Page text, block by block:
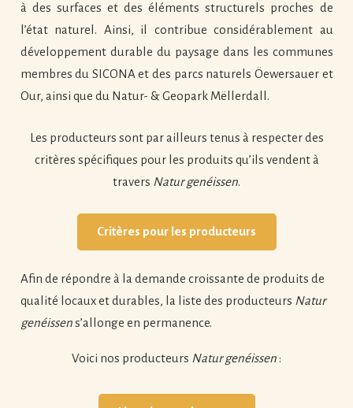
à des surfaces et des éléments structurels proches de
l’état naturel. Ainsi, il contribue considérablement au
développement durable du paysage dans les communes
membres du SICONA et des parcs naturels Öewersauer et
Our, ainsi que du Natur- & Geopark Mëllerdall.
Les producteurs sont par ailleurs tenus à respecter des
critères spécifiques pour les produits qu’ils vendent à
travers Natur genéissen.
Critères pour les producteurs
Afin de répondre à la demande croissante de produits de
qualité locaux et durables, la liste des producteurs Natur
genéissens’allonge en permanence.
Voici nos producteurs Natur genéissen :